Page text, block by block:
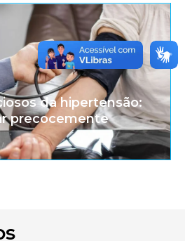
da hipertensão:
precocemente